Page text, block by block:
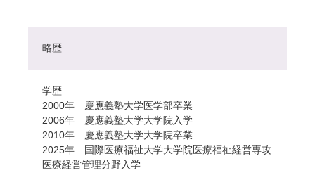
略歴
学歴
2000年 慶應義塾大学医学部卒業
2006年 慶應義塾大学大学院入学
2010年 慶應義塾大学大学院卒業
2025年 国際医療福祉大学大学院医療福祉経営専攻
医療経営管理分野入学